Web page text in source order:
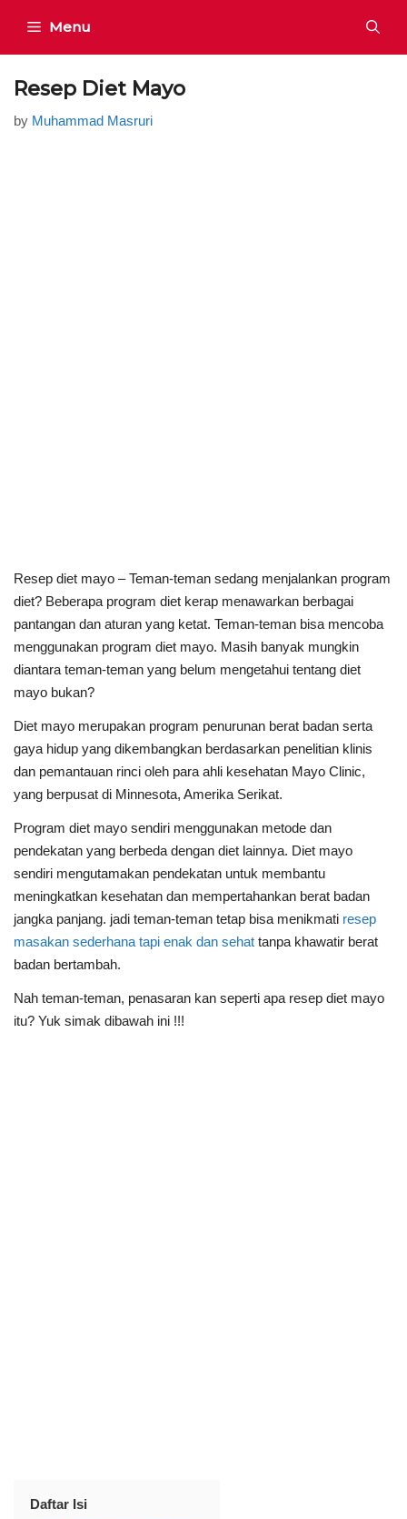
content
Menu
Resep Diet Mayo
by Muhammad Masruri
Resep diet mayo – Teman-teman sedang menjalankan program
diet? Beberapa program diet kerap menawarkan berbagai
pantangan dan aturan yang ketat. Teman-teman bisa mencoba
menggunakan program diet mayo. Masih banyak mungkin
diantara teman-teman yang belum mengetahui tentang diet
mayo bukan?
Diet mayo merupakan program penurunan berat badan serta
gaya hidup yang dikembangkan berdasarkan penelitian klinis
dan pemantauan rinci oleh para ahli kesehatan Mayo Clinic,
yang berpusat di Minnesota, Amerika Serikat.
Program diet mayo sendiri menggunakan metode dan
pendekatan yang berbeda dengan diet lainnya. Diet mayo
sendiri mengutamakan pendekatan untuk membantu
meningkatkan kesehatan dan mempertahankan berat badan
jangka panjang. jadi teman-teman tetap bisa menikmati resep
masakan sederhana tapi enak dan sehat tanpa khawatir berat
badan bertambah.
Nah teman-teman, penasaran kan seperti apa resep diet mayo
itu? Yuk simak dibawah ini !!!
Daftar Isi